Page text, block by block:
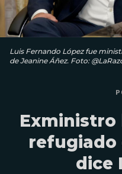
Luis Fernando López fue
de Jeanine Áñez. Foto:
Exministro
refugiado
dice